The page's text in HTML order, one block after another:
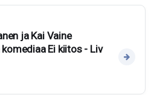
ja Kai Vaine
Ei kiitos - Liv